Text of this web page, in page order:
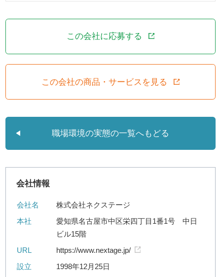
この会社に応募する
この会社の商品・サービスを見る
職場環境の実態の一覧へもどる
会社情報
会社名
株式会社ネクステージ
本社
愛知県名古屋市中区栄四丁目1番1号 中日
ビル15階
URL
https://www.nextage.jp/
設立
1998年12月25日